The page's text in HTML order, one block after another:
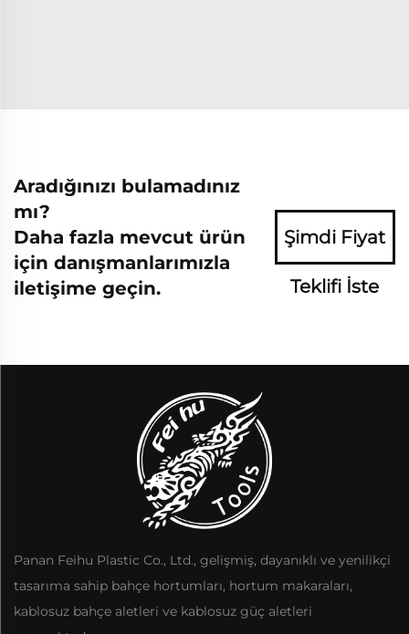
Aradığınızı bulamadınız
mı?
Daha fazla mevcut ürün
için danışmanlarımızla
iletişime geçin.
Şimdi Fiyat
Teklifi İste
Panan Feihu Plastic Co., Ltd., gelişmiş, dayanıklı ve yenilikçi
tasarıma sahip bahçe hortumları, hortum makaraları,
kablosuz bahçe aletleri ve kablosuz güç aletleri